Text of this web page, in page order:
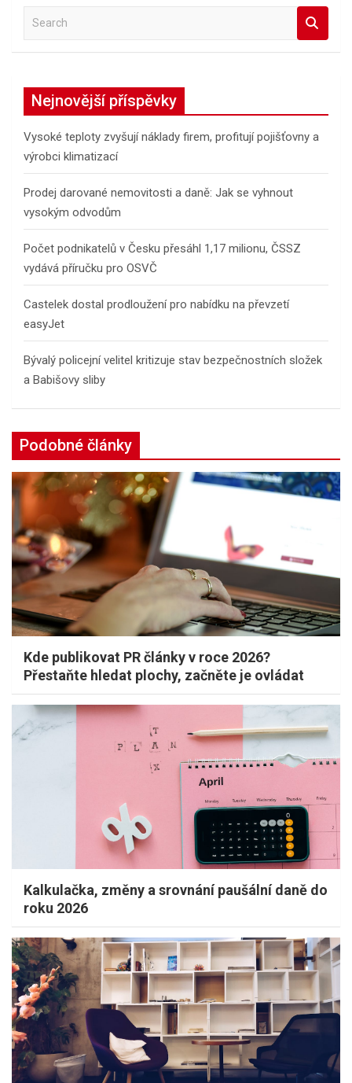
a
h
Nejnovější příspěvky
Vysoké teploty zvyšují náklady firem, profitují pojišťovny a
výrobci klimatizací
Prodej darované nemovitosti a daně: Jak se vyhnout
vysokým odvodům
Počet podnikatelů v Česku přesáhl 1,17 milionu, ČSSZ
vydává příručku pro OSVČ
Castelek dostal prodloužení pro nabídku na převzetí
easyJet
Bývalý policejní velitel kritizuje stav bezpečnostních složek
a Babišovy sliby
Podobné články
Kde publikovat PR články v roce 2026?
Přestaňte hledat plochy, začněte je ovládat
Kalkulačka, změny a srovnání paušální daně do
roku 2026